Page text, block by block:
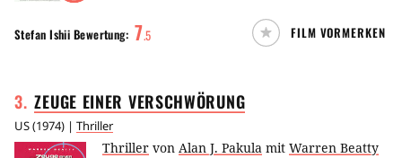
Stefan Ishii Bewertung: 7.5 FILM VORMERKEN
3. ZEUGE EINER VERSCHWÖRUNG
US(1974) | Thriller
Thriller von Alan J. Pakula mit Warren Beatty